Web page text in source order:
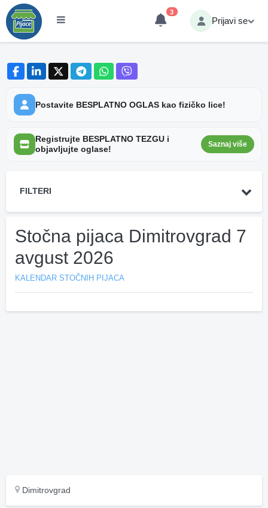
3
Prijavi se
Postavite BESPLATNO OGLAS kao fizičko lice!
Registrujte BESPLATNO TEZGU i
objavljujte oglase!
Saznaj više
FILTERI
Stočna pijaca Dimitrovgrad 7
avgust 2026
KALENDAR STOČNIH PIJACA
Dimitrovgrad